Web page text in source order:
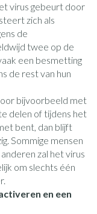
virus gebeurt door
zich als
de
twee op de
een besmetting
de rest van hun
bijvoorbeeld met
delen of tijdens het
bent, dan blijft
Sommige mensen
zal het virus
om slechts één
en een